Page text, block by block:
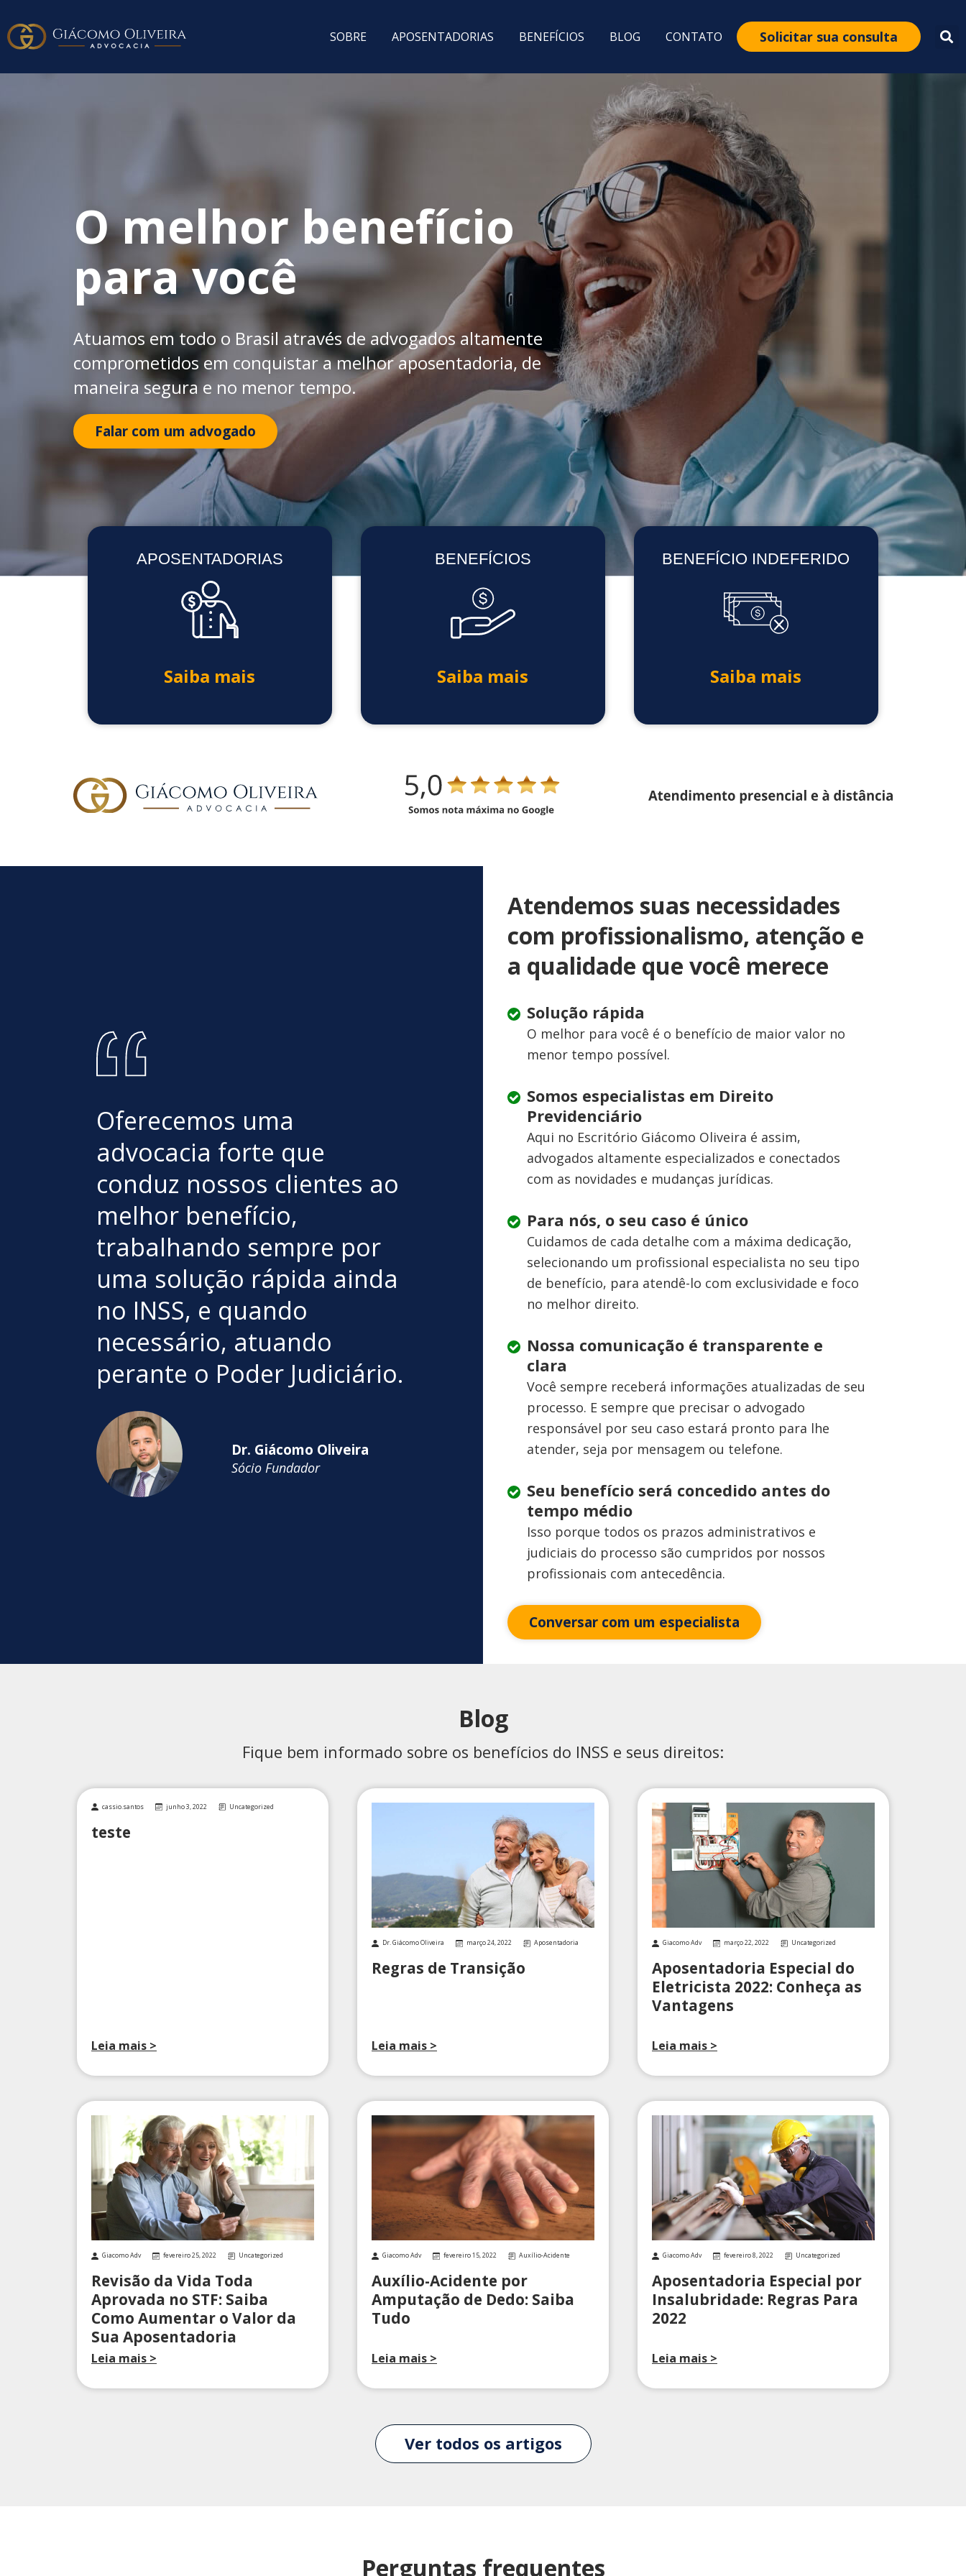
SOBRE APOSENTADORIAS BENEFÍCIOS BLOG CONTATO Solicitar sua consulta
O melhor benefício
para você
Atuamos em todo o Brasil através de advogados altamente
comprometidos em conquistar a melhor aposentadoria, de
maneira segura e no menor tempo.
Falar com um advogado
APOSENTADORIAS
Saiba mais
BENEFÍCIOS
Saiba mais
BENEFÍCIO INDEFERIDO
Saiba mais
Oferecemos uma
advocacia forte que
conduz nossos clientes ao
melhor benefício,
trabalhando sempre por
uma solução rápida ainda
no INSS, e quando
necessário, atuando
perante o Poder Judiciário.
Dr. Giácomo Oliveira
Sócio Fundador
Atendemos suas necessidades
com profissionalismo, atenção e
a qualidade que você merece
Solução rápida
O melhor para você é o benefício de maior valor no
menor tempo possível.
Somos especialistas em Direito
Previdenciário
Aqui no Escritório Giácomo Oliveira é assim,
advogados altamente especializados e conectados
com as novidades e mudanças jurídicas.
Para nós, o seu caso é único
Cuidamos de cada detalhe com a máxima dedicação,
selecionando um profissional especialista no seu tipo
de benefício, para atendê-lo com exclusividade e foco
no melhor direito.
Nossa comunicação é transparente e
clara
Você sempre receberá informações atualizadas de seu
processo. E sempre que precisar o advogado
responsável por seu caso estará pronto para lhe
atender, seja por mensagem ou telefone.
Seu benefício será concedido antes do
tempo médio
Isso porque todos os prazos administrativos e
judiciais do processo são cumpridos por nossos
profissionais com antecedência.
Conversar com um especialista
Blog
Fique bem informado sobre os benefícios do INSS e seus direitos:
cassio.santos junho 3, 2022 Uncategorized
teste
Leia mais >
Dr. Giácomo Oliveira março 24, 2022 Aposentadoria
Regras de Transição
Leia mais >
Giacomo Adv março 22, 2022 Uncategorized
Aposentadoria Especial do
Eletricista 2022: Conheça as
Vantagens
Leia mais >
Giacomo Adv fevereiro 25, 2022 Uncategorized
Revisão da Vida Toda
Aprovada no STF: Saiba
Como Aumentar o Valor da
Sua Aposentadoria
Leia mais >
Giacomo Adv fevereiro 15, 2022 Auxílio-Acidente
Auxílio-Acidente por
Amputação de Dedo: Saiba
Tudo
Leia mais >
Giacomo Adv fevereiro 8, 2022 Uncategorized
Aposentadoria Especial por
Insalubridade: Regras Para
2022
Leia mais >
Ver todos os artigos
Perguntas frequentes